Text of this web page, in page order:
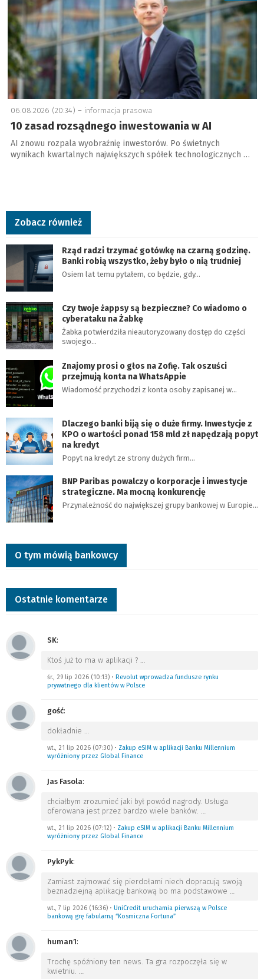
06.08.2026 (20:34) – informacja prasowa
10 zasad rozsądnego inwestowania w AI
AI znowu rozpala wyobraźnię inwestorów. Po świetnych
wynikach kwartalnych największych spółek technologicznych …
Zobacz również
Rząd radzi trzymać gotówkę na czarną godzinę.
Banki robią wszystko, żeby było o nią trudniej
Osiem lat temu pytałem, co będzie, gdy…
Czy twoje żappsy są bezpieczne? Co wiadomo o
cyberataku na Żabkę
Żabka potwierdziła nieautoryzowany dostęp do części
swojego…
Znajomy prosi o głos na Zofię. Tak oszuści
przejmują konta na WhatsAppie
Wiadomość przychodzi z konta osoby zapisanej w…
Dlaczego banki biją się o duże firmy. Inwestycje z
KPO o wartości ponad 158 mld zł napędzają popyt
na kredyt
Popyt na kredyt ze strony dużych firm…
BNP Paribas powalczy o korporacje i inwestycje
strategiczne. Ma mocną konkurencję
Przynależność do największej grupy bankowej w Europie…
O tym mówią bankowcy
Ostatnie komentarze
SK:
Ktoś już to ma w aplikacji ? …
śr., 29 lip 2026 (10:13) • Revolut wprowadza fundusze rynku
prywatnego dla klientów w Polsce
gość:
dokładnie …
wt., 21 lip 2026 (07:30) • Zakup eSIM w aplikacji Banku Millennium
wyróżniony przez Global Finance
Jas Fasola:
chciałbym zrozumieć jaki był powód nagrody. Usługa
oferowana jest przez bardzo wiele banków. …
wt., 21 lip 2026 (07:12) • Zakup eSIM w aplikacji Banku Millennium
wyróżniony przez Global Finance
PykPyk:
Zamiast zajmować się pierdołami niech dopracują swoją
beznadziejną aplikację bankową bo ma podstawowe …
wt., 7 lip 2026 (16:36) • UniCredit uruchamia pierwszą w Polsce
bankową grę fabularną “Kosmiczna Fortuna”
human1:
Trochę spóźniony ten news. Ta gra rozpoczęła się w
kwietniu. …